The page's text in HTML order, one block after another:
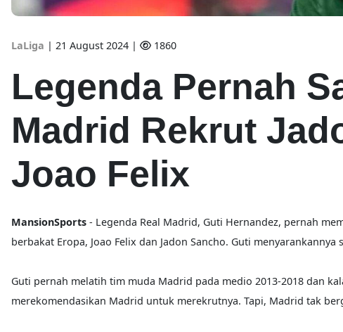
LaLiga | 21 August 2024 | 1860
Legenda Pernah
Madrid Rekrut
Joao Felix
MansionSports - Legenda Real Madrid, Guti Hernandez, pernah
berbakat Eropa, Joao Felix dan Jadon Sancho. Guti
Guti pernah melatih tim muda Madrid pada medio 2013-2018 dan
merekomendasikan Madrid untuk merekrutnya. Tapi, Madrid tak